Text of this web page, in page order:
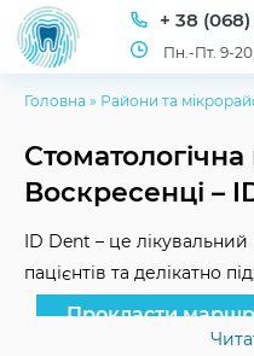
+ 38
Пн.-Пт. 9-
Головна » Райони та
Стоматологічна
Воскресенці –
ID Dent – це
пацієнтів та делікатно
Прокласти